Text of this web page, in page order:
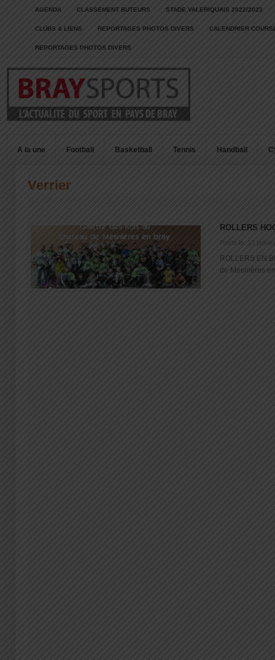
AGENDA CLASSEMENT BUTEURS STADE VALERIQUAIS 2022/2023
CLUBS & LIENS REPORTAGES PHOTOS DIVERS CALENDRIER
REPORTAGES PHOTOS DIVERS
A la une Football Basketball Tennis Handball
Verrier
ROLLERS
Posté le: 13
ROLLERS EN
de Mesnières